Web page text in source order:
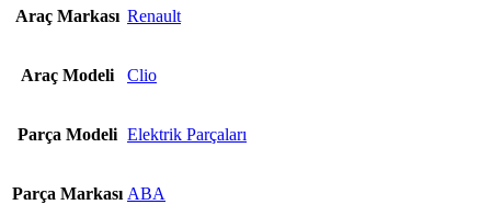
Araç Markası Renault
Araç Modeli Clio
Parça Modeli Elektrik Parçaları
Parça Markası ABA